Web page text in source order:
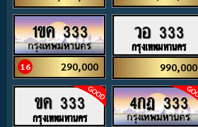
1ขค 333
16 290,000
วอ 333
กรุงเทพมหานคร
990,000
ขค 333
กรุงเทพมหานคร
4กฎ 333